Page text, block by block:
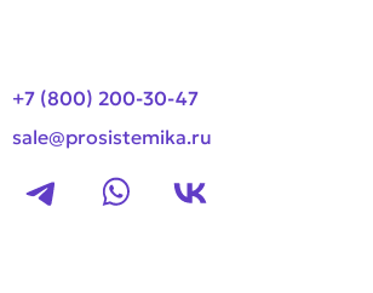
+7 (800) 200-30-47
sale@prosistemika.ru